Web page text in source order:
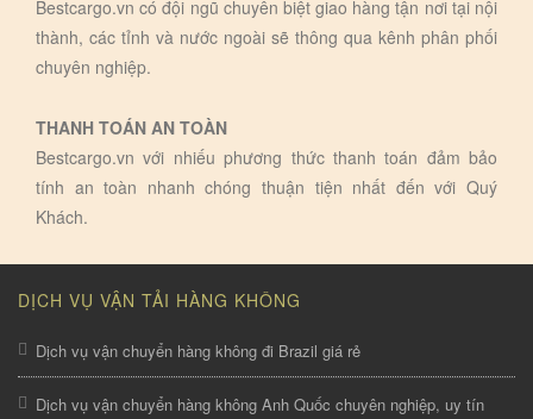
Bestcargo.vn có đội ngũ chuyên biệt giao hàng tận nơi tại nội
thành, các tỉnh và nước ngoài sẽ thông qua kênh phân phối
chuyên nghiệp.
THANH TOÁN AN TOÀN
Bestcargo.vn với nhiếu phương thức thanh toán đảm bảo
tính an toàn nhanh chóng thuận tiện nhất đến với Quý
Khách.
DỊCH VỤ VẬN TẢI HÀNG KHÔNG
Dịch vụ vận chuyển hàng không đi Brazil giá rẻ
Dịch vụ vận chuyển hàng không Anh Quốc chuyên nghiệp, uy tín